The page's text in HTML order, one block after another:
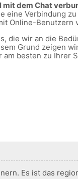
dem Chat
eine Verbindung
Online-Benutzern
die wir an die
Grund zeigen
besten zu Ihrer
Es ist das